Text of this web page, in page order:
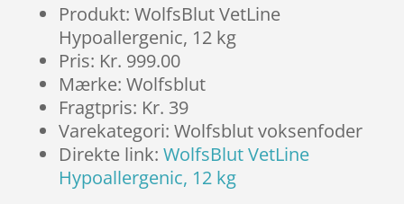
Produkt: WolfsBlut VetLine
Hypoallergenic, 12 kg
Pris: Kr. 999.00
Mærke: Wolfsblut
Fragtpris: Kr. 39
Varekategori: Wolfsblut voksenfoder
Direkte link: WolfsBlut VetLine
Hypoallergenic, 12 kg